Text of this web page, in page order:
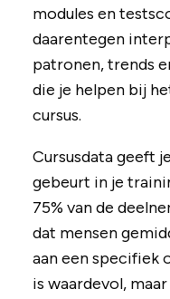
modules en
daarentegen
patronen, trends
die je helpen bij
cursus.
Cursusdata geeft
gebeurt in je
75% van de
dat mensen
aan een specifiek
is waardevol,